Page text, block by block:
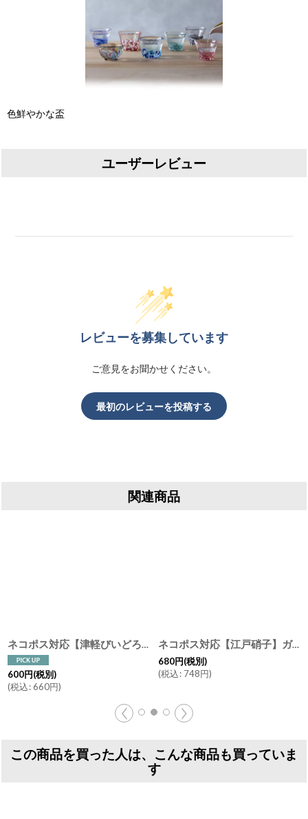
色鮮やかな盃
ユーザーレビュー
レビューを募集しています
ご意見をお聞かせください。
最初のレビューを投稿する
関連商品
ネコポス対応【津軽びいどろ】箸置き ドット ピンク ブルー ターコイズ レスト カトラリーレスト はしおき 手作り ガラス食器 石塚硝子 アデリア 日本製
600円(税別)
(税込:660円)
ネコポス対応【江戸硝子】ガラス 箸置き 江戸 浮世 うきよ カトラリー レスト ペーパーウェイト
680円(税別)
(税込: 748円)
この商品を買った人は、こんな商品も買っていま
す